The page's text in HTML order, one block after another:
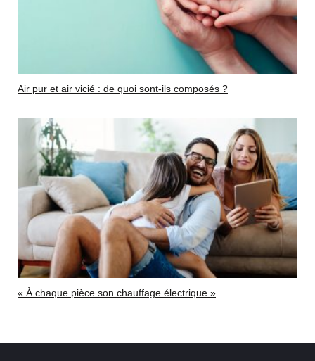
Air pur et air vicié : de quoi sont-ils composés ?
« À chaque pièce son chauffage électrique »